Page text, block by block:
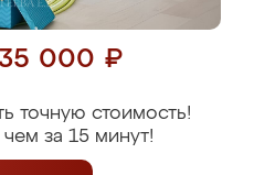
000 ₽
точную стоимость!
за 15 минут!